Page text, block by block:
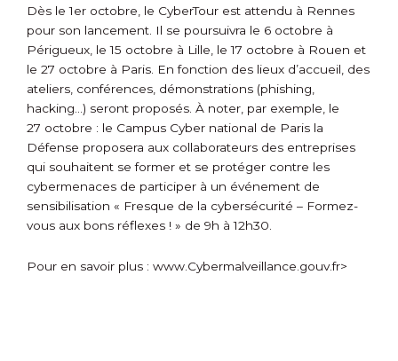
Dès le 1er octobre, le CyberTour est attendu à Rennes
pour son lancement. Il se poursuivra le 6 octobre à
Périgueux, le 15 octobre à Lille, le 17 octobre à Rouen et
le 27 octobre à Paris. En fonction des lieux d’accueil, des
ateliers, conférences, démonstrations (phishing,
hacking…) seront proposés. À noter, par exemple, le
27 octobre : le Campus Cyber national de Paris la
Défense proposera aux collaborateurs des entreprises
qui souhaitent se former et se protéger contre les
cybermenaces de participer à un événement de
sensibilisation « Fresque de la cybersécurité – Formez-
vous aux bons réflexes ! » de 9h à 12h30.
Pour en savoir plus : www.Cybermalveillance.gouv.fr>